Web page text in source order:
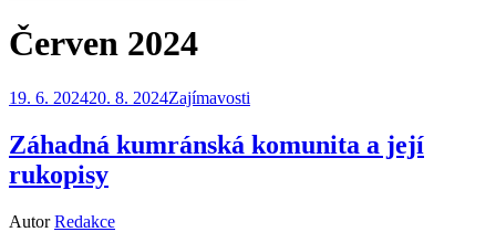
Měsíc
:
Červen 2024
Zveřejněno
19. 6. 202420. 8. 2024Zajímavosti
Záhadná kumránská komunita a její
rukopisy
AutorRedakce